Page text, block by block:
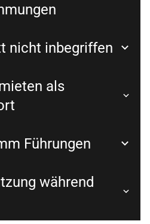
nicht inbegriffen
als
Führungen
während